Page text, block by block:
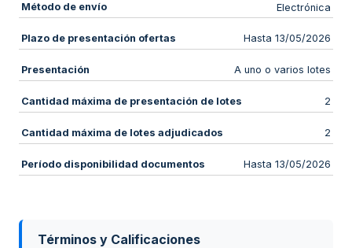
Método de envío Electrónica
Plazo de presentación ofertas Hasta 13/05/2026
Presentación A uno o varios lotes
Cantidad máxima de presentación de lotes 2
Cantidad máxima de lotes adjudicados 2
Período disponibilidad documentos Hasta 13/05/2026
Términos y Calificaciones